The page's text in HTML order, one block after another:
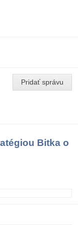
Pridať správu
Bitka o